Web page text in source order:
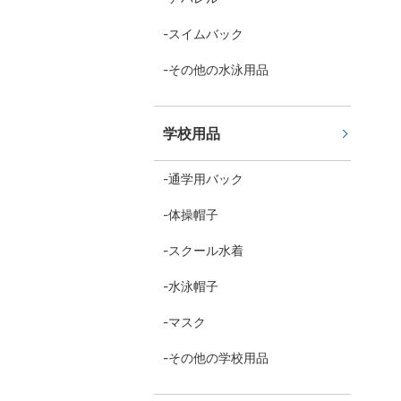
スイムバック
その他の水泳用品
学校用品
通学用バック
体操帽子
スクール水着
水泳帽子
マスク
その他の学校用品